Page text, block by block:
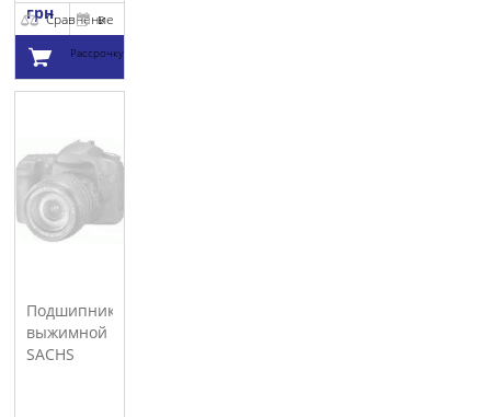
грнСравнение
В
Рассрочку
корзину
Подшипник
выжимной
SACHS